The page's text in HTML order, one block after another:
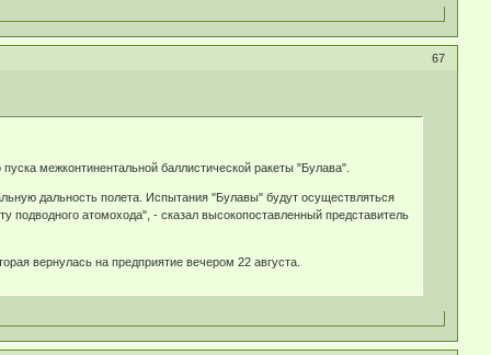
67
межконтинентальной баллистической ракеты "Булава".
дальность полета. Испытания "Булавы" будут осуществляться
подводного атомохода", - сказал высокопоставленный представитель
вернулась на предприятие вечером 22 августа.